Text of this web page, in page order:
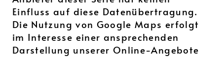
Einfluss auf diese Datenübertragung.
Die Nutzung von Google Maps erfolgt
im Interesse einer ansprechenden
Darstellung unserer Online-Angebote